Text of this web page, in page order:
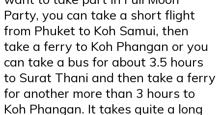
Party, you can take a short flight
from Phuket to Koh Samui, then
take a ferry to Koh Phangan or you
can take a bus for about 3.5 hours
to Surat Thani and then take a ferry
for another more than 3 hours to
Koh Phangan. It takes quite a long